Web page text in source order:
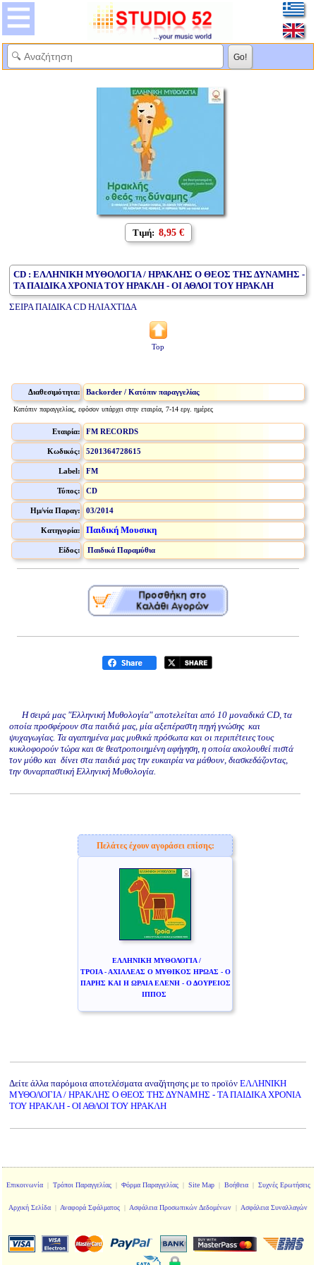
Τιμή: 8,95 €
CD : ΕΛΛΗΝΙΚΗ ΜΥΘΟΛΟΓΙΑ / ΗΡΑΚΛΗΣ Ο ΘΕΟΣ ΤΗΣ ΔΥΝΑΜΗΣ -
ΤΑ ΠΑΙΔΙΚΑ ΧΡΟΝΙΑ ΤΟΥ ΗΡΑΚΛΗ - ΟΙ ΑΘΛΟΙ ΤΟΥ ΗΡΑΚΛΗ
ΣΕΙΡΑ ΠΑΙΔΙΚΑ CD ΗΛΙΑΧΤΙΔΑ
Top
Διαθεσιμότητα: Backorder / Κατόπιν παραγγελίας
Κατόπιν παραγγελίας, εφόσον υπάρχει στην εταιρία, 7-14 εργ. ημέρες
Εταιρία: FM RECORDS
Κωδικός: 5201364728615
Label: FM
Τύπος: CD
Ημ/νία Παραγ: 03/2014
Κατηγορία: Παιδική Μουσικη
Είδος: Παιδικά Παραμύθια
Η σειρά μας "Ελληνική Μυθολογία" αποτελείται από 10 μοναδικά CD, τα
οποία προσφέρουν στα παιδιά μας, μία αξεπέραστη πηγή γνώσης και
ψυχαγωγίας. Τα αγαπημένα μας μυθικά πρόσωπα και οι περιπέτειες τους
κυκλοφορούν τώρα και σε θεατροποιημένη αφήγηση, η οποία ακολουθεί πιστά
τον μύθο και δίνει στα παιδιά μας την ευκαιρία να μάθουν, διασκεδάζοντας,
την συναρπαστική Ελληνική Μυθολογία.
Πελάτες έχουν αγοράσει επίσης:
ΕΛΛΗΝΙΚΗ ΜΥΘΟΛΟΓΙΑ /
ΤΡΟΙΑ - ΑΧΙΛΛΕΑΣ Ο ΜΥΘΙΚΟΣ ΗΡΩΑΣ - Ο
ΠΑΡΗΣ ΚΑΙ Η ΩΡΑΙΑ ΕΛΕΝΗ - Ο ΔΟΥΡΕΙΟΣ
ΙΠΠΟΣ
Δείτε άλλα παρόμοια αποτελέσματα αναζήτησης με το προϊόν ΕΛΛΗΝΙΚΗ
ΜΥΘΟΛΟΓΙΑ / ΗΡΑΚΛΗΣ Ο ΘΕΟΣ ΤΗΣ ΔΥΝΑΜΗΣ - ΤΑ ΠΑΙΔΙΚΑ ΧΡΟΝΙΑ
ΤΟΥ ΗΡΑΚΛΗ - ΟΙ ΑΘΛΟΙ ΤΟΥ ΗΡΑΚΛΗ
Επικοινωνία| Τρόποι Παραγγελίας| Φόρμα Παραγγελίας| Site Map| Βοήθεια| Συχνές Ερωτήσεις
Αρχική Σελίδα | Αναφορά Σφάλματος | Ασφάλεια Προσωπικών Δεδομένων | Ασφάλεια Συναλλαγών